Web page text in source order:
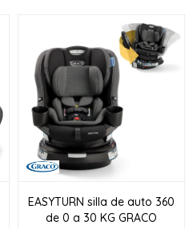
EASYTURN silla de auto 360
de 0 a 30 KG GRACO